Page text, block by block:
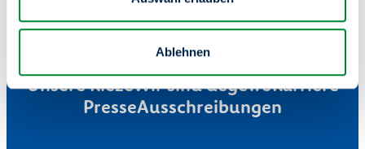
Ablehnen
MieterserviceWohnung finden
Unsere KiezeWir sind degewoKarriere
PresseAusschreibungen